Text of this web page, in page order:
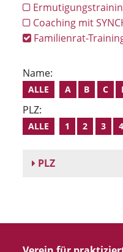
Coaching mit
Familienrat-
Name:
ALLE A B C
PLZ:
ALLE 1 2 3 4
PLZ